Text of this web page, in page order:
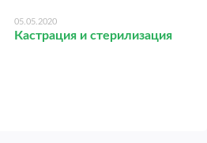
05.05.2020
Кастрация и стерилизация